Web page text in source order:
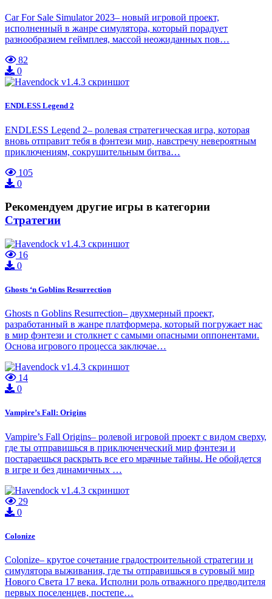
Car For Sale Simulator 2023– новый игровой проект,
исполненный в жанре симулятора, который порадует
разнообразием геймплея, массой неожиданных пов…
82
0
ENDLESS Legend 2
ENDLESS Legend 2– ролевая стратегическая игра, которая
вновь отправит тебя в фэнтези мир, навстречу невероятным
приключениям, сокрушительным битва…
105
0
Рекомендуем другие игры в категории
Стратегии
16
0
Ghosts ‘n Goblins Resurrection
Ghosts n Goblins Resurrection– двухмерный проект,
разработанный в жанре платформера, который погружает нас
в мир фэнтези и столкнет с самыми опасными оппонентами.
Основа игрового процесса заключае…
14
0
Vampire’s Fall: Origins
Vampire’s Fall Origins– ролевой игровой проект с видом сверху,
где ты отправишься в приключенческий мир фэнтези и
постараешься раскрыть все его мрачные тайны. Не обойдется
в игре и без динамичных …
29
0
Colonize
Colonize– крутое сочетание градостроительной стратегии и
симулятора выживания, где ты отправишься в суровый мир
Нового Света 17 века. Исполни роль отважного предводителя
первых поселенцев, постепе…